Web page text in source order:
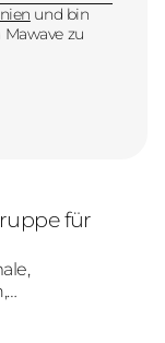
für
und bin
zu